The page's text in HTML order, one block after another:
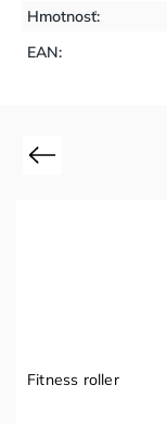
Hmotnosť:
EAN:
Previous
Fitness roller